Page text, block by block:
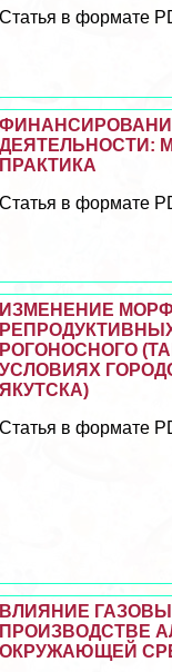
Статья в формате
ДЕЯТЕЛЬНОСТИ:
ПРАКТИКА
Статья в формате
ИЗМЕНЕНИЕ
РОГОНОСНОГО
УСЛОВИЯХ
ЯКУТСКА)
Статья в формате
ВЛИЯНИЕ
ПРОИЗВОДСТВЕ
ОКРУЖАЮЩЕЙ